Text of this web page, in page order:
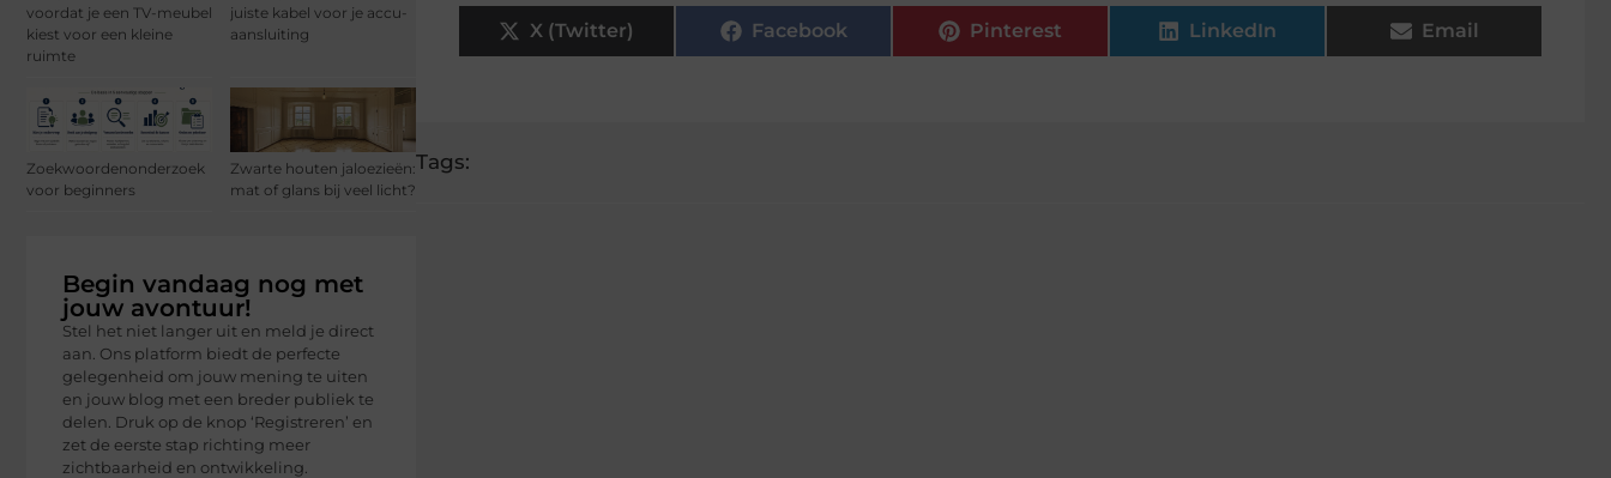
voordat je een TV-meubel
kiest voor een kleine
ruimte
juiste kabel voor je accu-
aansluiting
Zoekwoordenonderzoek
voor beginners
Zwarte houten jaloezieën:
mat of glans bij veel licht?
Begin vandaag nog met
jouw avontuur!
Stel het niet langer uit en meld je direct
aan. Ons platform biedt de perfecte
gelegenheid om jouw mening te uiten
en jouw blog met een breder publiek te
delen. Druk op de knop ‘Registreren’ en
zet de eerste stap richting meer
zichtbaarheid en ontwikkeling.
X (Twitter) Facebook Pinterest LinkedIn Email
Tags: